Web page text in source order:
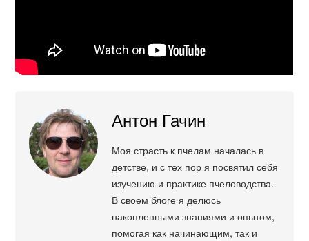
Антон Гачин
Моя страсть к пчелам началась в
детстве, и с тех пор я посвятил себя
изучению и практике пчеловодства.
В своем блоге я делюсь
накопленными знаниями и опытом,
помогая как начинающим, так и